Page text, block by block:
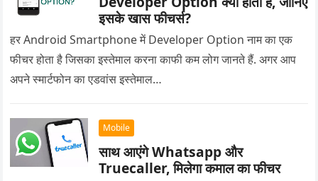
इसके खास फीचर्स?
हर Android Smartphone में Developer Option नाम का एक
फीचर होता है जिसका इस्तेमाल करना काफी कम लोग जानते हैं. अगर आप
अपने स्मार्टफोन का एडवांस इस्तेमाल…
Mobile
साथ आएंगे Whatsapp और
Truecaller, मिलेगा कमाल का फीचर